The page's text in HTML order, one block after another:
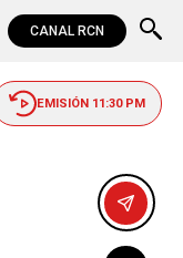
CANAL RCN
EMISIÓN 11:30 PM